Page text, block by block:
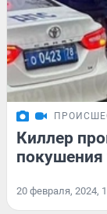
Киллер
покушения
20 февраля, 2024,